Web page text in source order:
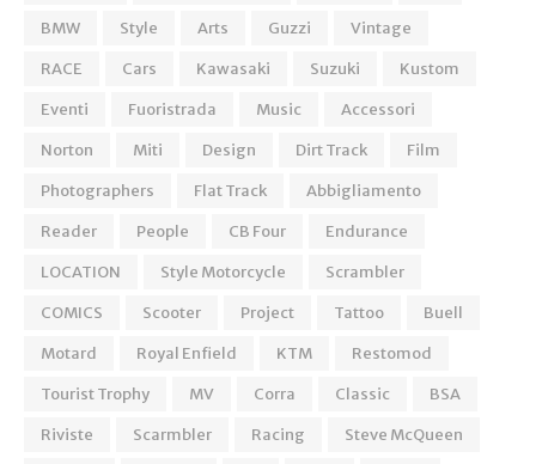
BMW
Style Arts Guzzi
Vintage
RACE
Cars Kawasaki Suzuki
Kustom
Eventi
Fuoristrada Music
Accessori
Norton
Miti Design Dirt Track
Film
Photographers
Flat Track
Abbigliamento
Reader
People CB Four
Endurance
LOCATION
Style Motorcycle
Scrambler
COMICS
Scooter Project Tattoo
Buell
Motard
Royal Enfield KTM
Restomod
Tourist Trophy
MV Corra Classic
BSA
Riviste
Scarmbler Racing
Steve McQueen